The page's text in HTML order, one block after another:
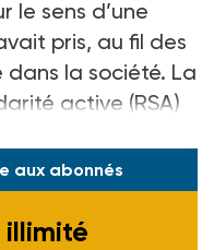
le sens d’une
pris, au fil des
la société. La
active (RSA)
aux abonnés
illimité